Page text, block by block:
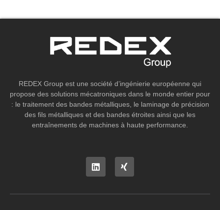
REDEX Group est une société d’ingénierie européenne qui
propose des solutions mécatroniques dans le monde entier pour
: le traitement des bandes métalliques, le laminage de précision
des fils métalliques et des bandes étroites ainsi que les
entraînements de machines à haute performance.